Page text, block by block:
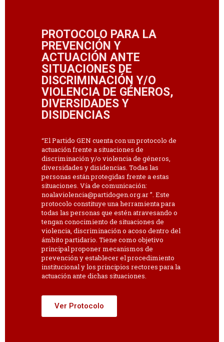
PROTOCOLO PARA LA
PREVENCIÓN Y
ACTUACIÓN ANTE
SITUACIONES DE
DISCRIMINACIÓN Y/O
VIOLENCIA DE GÉNEROS,
DIVERSIDADES Y
DISIDENCIAS
“El Partido GEN cuenta con un protocolo de
actuación frente a situaciones de
discriminación y/o violencia de géneros,
diversidades y disidencias. Todas las
personas están protegidas frente a estas
situaciones. Vía de comunicación:
noalaviolencia@partidogen.org.ar ”. Este
protocolo constituye una herramienta para
todas las personas que estén atravesando o
tengan conocimiento de situaciones de
violencia, discriminación o acoso dentro del
ámbito partidario. Tiene como objetivo
principal proponer mecanismos de
prevención y establecer el procedimiento
institucional y los principios rectores para la
actuación ante dichas situaciones.
Ver Protocolo